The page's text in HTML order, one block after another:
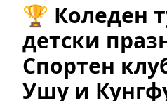
🏆 Коледен
детски
Спортен
Ушу и